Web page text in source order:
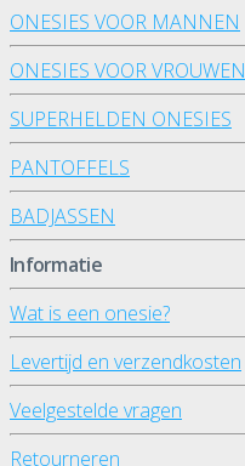
ONESIES VOOR MANNEN
ONESIES VOOR VROUWEN
SUPERHELDEN ONESIES
PANTOFFELS
BADJASSEN
Informatie
Wat is een onesie?
Levertijd en verzendkosten
Veelgestelde vragen
Retourneren